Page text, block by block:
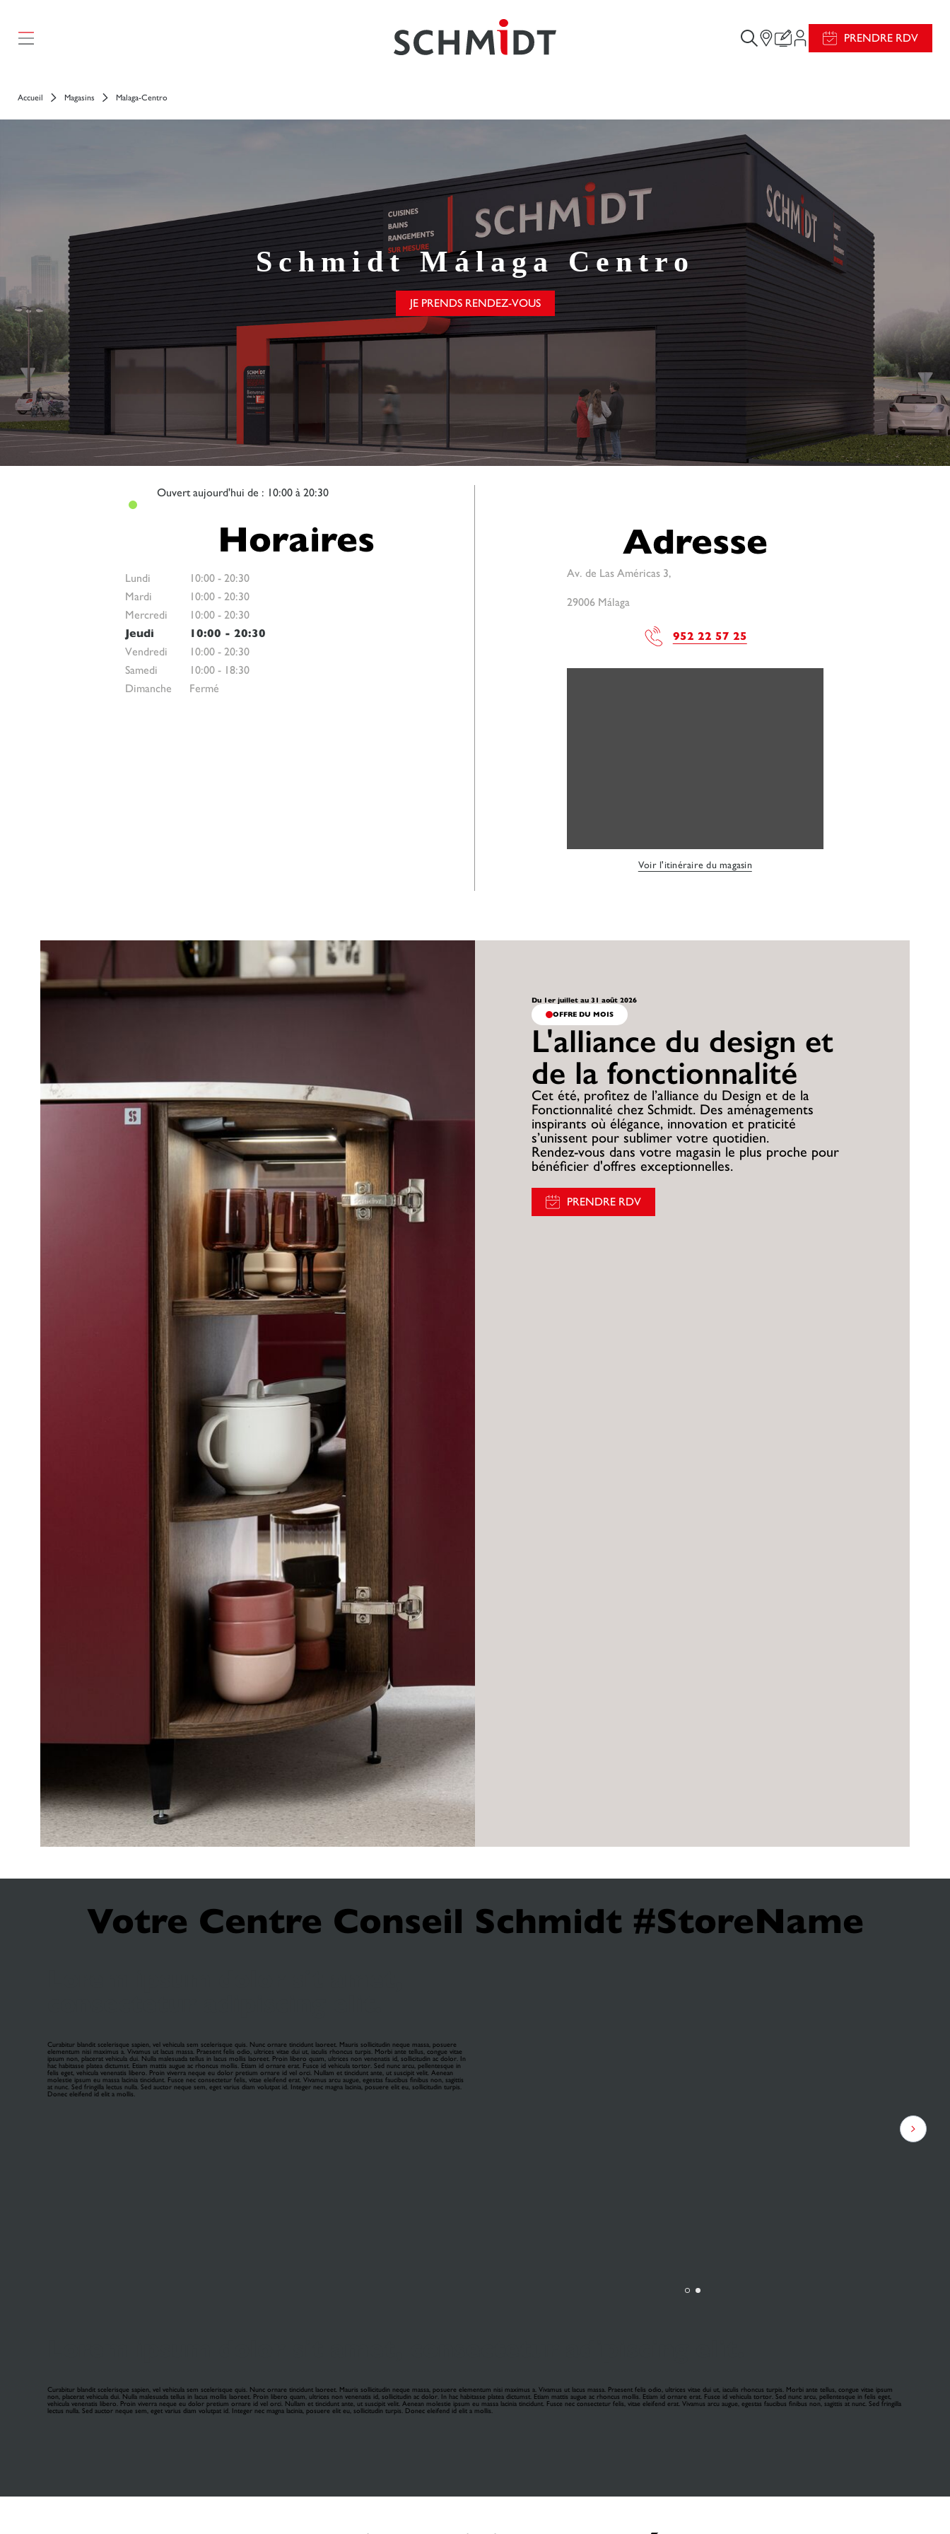
PRENDRE RDV
Accueil Magasins Malaga-Centro
SchmidtMálaga Centro
JE PRENDS RENDEZ-VOUS
Ouvertaujourd'hui de : 10:00 à 20:30
Horaires
Lundi 10:00 - 20:30
Mardi
10:00 - 20:30
Mercredi
10:00 - 20:30
Jeudi
10:00 - 20:30
Vendredi
10:00 - 20:30
Samedi
10:00 - 18:30
Dimanche
Fermé
Adresse
Av. de Las Américas 3,
29006 Málaga
952 22 57 25
Voir l'itinéraire du magasin
Du 1er juillet au 31 août 2026
OFFRE DU MOIS
L'alliance du design et
de la fonctionnalité
Cet été, profitez de l’alliance du Design et de la
Fonctionnalité chez Schmidt. Des aménagements
inspirants où élégance, innovation et praticité
s’unissent pour sublimer votre quotidien.
Rendez-vous dans votre magasin le plus proche pour
bénéficier d'offres exceptionnelles.
PRENDRE RDV
Votre Centre Conseil Schmidt #StoreName
Curabitur blandit scelerisque sapien, vel vehicula sem scelerisque quis. Nunc ornare tincidunt laoreet. Mauris sollicitudin neque massa, posuere
elementum nisi maximus a. Vivamus ut lacus massa. Praesent felis odio, ultrices vitae dui ut, iaculis rhoncus turpis. Morbi ante tellus, congue vitae
ipsum non, placerat vehicula dui. Nulla malesuada tellus in lacus mollis laoreet. Proin libero quam, ultrices non venenatis id, sollicitudin ac dolor. In
hac habitasse platea dictumst. Etiam mattis augue ac rhoncus mollis. Etiam id ornare erat. Fusce id vehicula tortor. Sed nunc arcu, pellentesque in
felis eget, vehicula venenatis libero. Proin viverra neque eu dolor pretium ornare id vel orci. Nullam et tincidunt ante, ut suscipit velit. Aenean
molestie ipsum eu massa lacinia tincidunt. Fusce nec consectetur felis, vitae eleifend erat. Vivamus arcu augue, egestas faucibus finibus non, sagittis
at nunc. Sed fringilla lectus nulla. Sed auctor neque sem, eget varius diam volutpat id. Integer nec magna lacinia, posuere elit eu, sollicitudin turpis.
Donec eleifend id elit a mollis.
Curabitur blandit scelerisque sapien, vel vehicula sem scelerisque quis. Nunc ornare tincidunt laoreet. Mauris sollicitudin neque massa, posuere elementum nisi maximus a. Vivamus ut lacus massa. Praesent felis odio, ultrices vitae dui ut, iaculis rhoncus turpis. Morbi ante tellus, congue vitae ipsum
non, placerat vehicula dui. Nulla malesuada tellus in lacus mollis laoreet. Proin libero quam, ultrices non venenatis id, sollicitudin ac dolor. In hac habitasse platea dictumst. Etiam mattis augue ac rhoncus mollis. Etiam id ornare erat. Fusce id vehicula tortor. Sed nunc arcu, pellentesque in felis eget,
vehicula venenatis libero. Proin viverra neque eu dolor pretium ornare id vel orci. Nullam et tincidunt ante, ut suscipit velit. Aenean molestie ipsum eu massa lacinia tincidunt. Fusce nec consectetur felis, vitae eleifend erat. Vivamus arcu augue, egestas faucibus finibus non, sagittis at nunc. Sed fringilla
lectus nulla. Sed auctor neque sem, eget varius diam volutpat id. Integer nec magna lacinia, posuere elit eu, sollicitudin turpis. Donec eleifend id elit a mollis.